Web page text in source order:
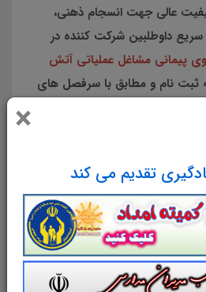
×
تقدیم می کند
عالی جهت انسجام ذهنی،
سریع داوطلبین شرکت کننده در
پیمانی مشاغل عملیاتی آتش
ثبت نام و مطابق با سرفصل های
اطلاعات (مهارت های
(جزوه مطالعاتی در 367